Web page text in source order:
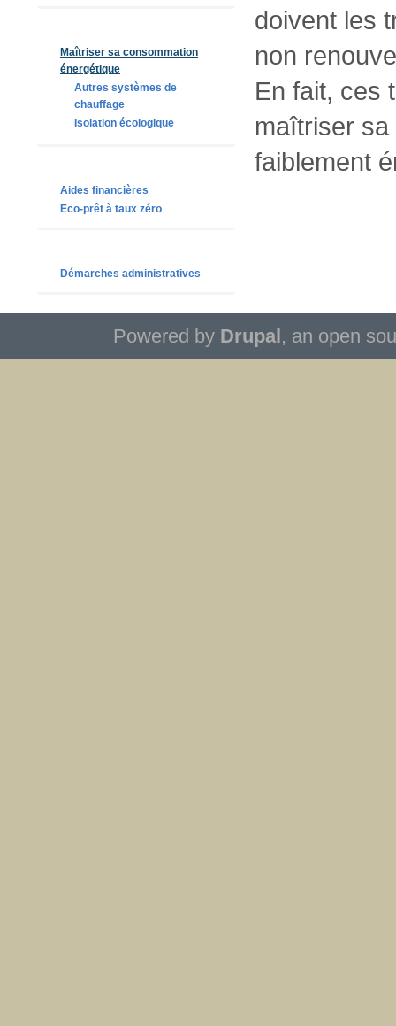
Maîtriser sa consommation
énergétique
Autres systèmes de
chauffage
Isolation écologique
Aides financières
Eco-prêt à taux zéro
Démarches administratives
doivent les
non
En fait, ces
maîtriser
faiblement
Powered by Drupal, an open